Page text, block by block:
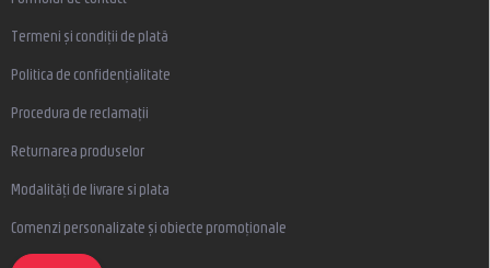
Termeni și condiții de plată
Politica de confidențialitate
Procedura de reclamații
Returnarea produselor
Modalități de livrare si plata
Comenzi personalizate și obiecte promoționale